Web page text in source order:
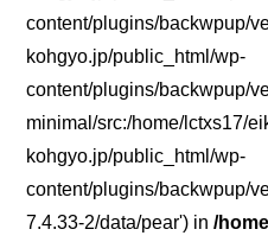
content/plugins/backwpup/
kohgyo.jp/public_html/wp-
content/plugins/backwpup/
minimal/src:/home/lctxs17/
kohgyo.jp/public_html/wp-
content/plugins/backwpup/
7.4.33-2/data/pear') in/